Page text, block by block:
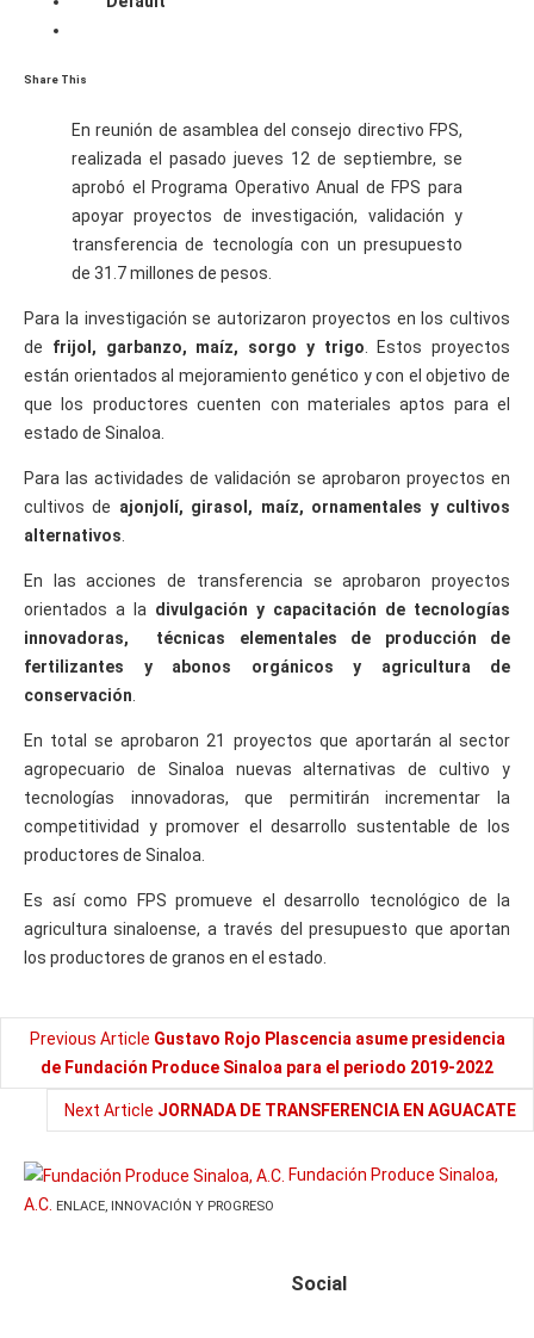
Share This
En reunión de asamblea del consejo directivo FPS,
realizada el pasado jueves 12 de septiembre, se
aprobó el Programa Operativo Anual de FPS para
apoyar proyectos de investigación, validación y
transferencia de tecnología con un presupuesto
de 31.7 millones de pesos.
Para la investigación se autorizaron proyectos en los cultivos
de frijol, garbanzo, maíz, sorgo y trigo . Estos proyectos
están orientados al mejoramiento genético y con el objetivo de
que los productores cuenten con materiales aptos para el
estado de Sinaloa.
Para las actividades de validación se aprobaron proyectos en
cultivos de ajonjolí, girasol, maíz, ornamentales y cultivos
alternativos
En las acciones de transferencia se aprobaron proyectos
orientados a la divulgación y capacitación de tecnologías
innovadoras, técnicas elementales de producción de
fertilizantes y abonos orgánicos y agricultura de
conservación
En total se aprobaron 21 proyectos que aportarán al sector
agropecuario de Sinaloa nuevas alternativas de cultivo y
tecnologías innovadoras, que permitirán incrementar la
competitividad y promover el desarrollo sustentable de los
productores de Sinaloa.
Es así como FPS promueve el desarrollo tecnológico de la
agricultura sinaloense, a través del presupuesto que aportan
los productores de granos en el estado.
Previous Article Gustavo Rojo Plascencia asume presidencia
de Fundación Produce Sinaloa para el periodo 2019-2022
Next Article JORNADA DE TRANSFERENCIA EN AGUACATE
Fundación Produce Sinaloa,
A.C. ENLACE, INNOVACIÓN Y PROGRESO
Social